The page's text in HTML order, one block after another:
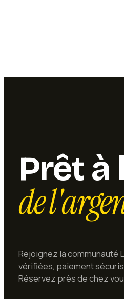
Prêt à
de
Rejoignez la communauté
vérifiées, paiement
Réservez près de chez